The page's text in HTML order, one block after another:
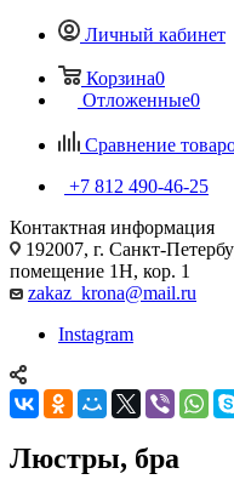
Личный кабинет
Корзина0
Отложенные0
Сравнение
+7 812 490-46-25
Контактная информация
192007, г. Санкт-
помещение 1Н, кор. 1
zakaz_krona@mail.ru
Instagram
Люстры, бра